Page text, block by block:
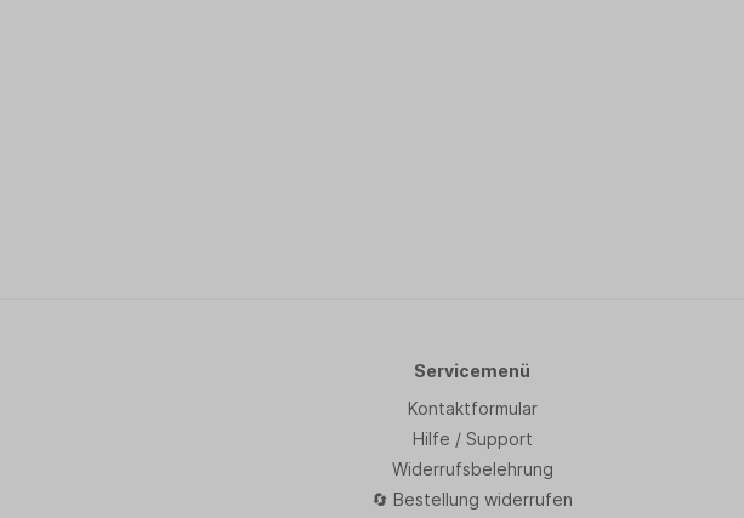
Servicemenü
Kontaktformular
Hilfe / Support
Widerrufsbelehrung
🔄 Bestellung widerrufen